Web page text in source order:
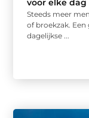
voor elke dag
Steeds meer
of broekzak.
dagelijkse ...